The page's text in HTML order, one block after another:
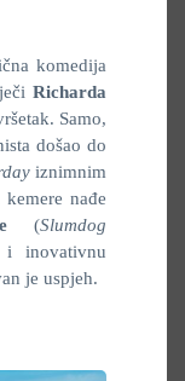
komedija
Richarda
Samo,
došao do
iznimnim
nađe
(Slumdog
inovativnu
je uspjeh.